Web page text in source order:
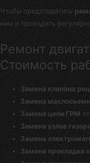
Чтобы предотвратить
ним и проходить
Ремонт
Стоимость
Замена клапана
Замена
Замена цепи ГРМ
Замена узлов
Замена
Замена прокладки